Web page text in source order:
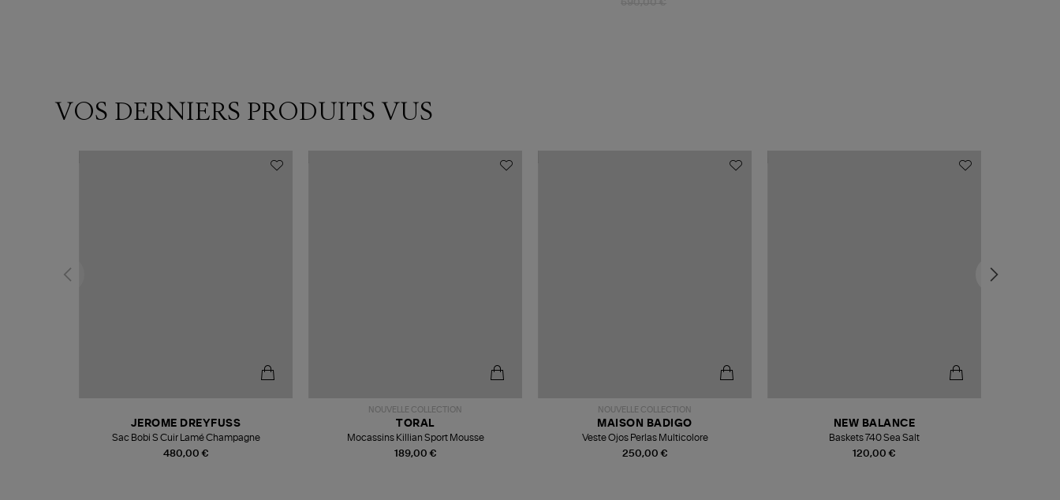
VOS DERNIERS PRODUITS VUS
480,00 €
JEROME DREYFUSS
Sac Bobi S Cuir Lamé Champagne
NOUVELLE COLLECTION
189,00 €
TORAL
Mocassins Killian Sport Mousse
NOUVELLE COLLECTION
250,00 €
MAISON BADIGO
Veste Ojos Perlas Multicolore
120,00 €
NEW BALANCE
Baskets 740 Sea Salt